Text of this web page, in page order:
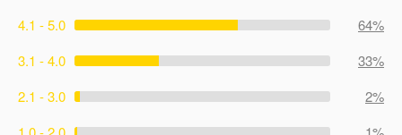
4.1 - 5.0
64%
3.1 - 4.0
33%
2.1 - 3.0
2%